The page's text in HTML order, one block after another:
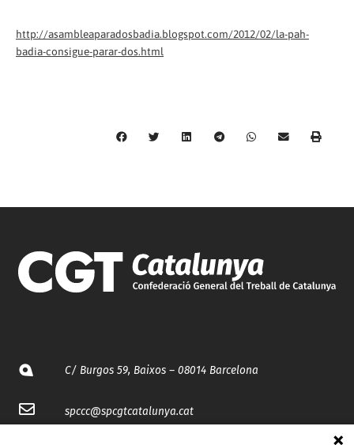
http://asambleaparadosbadia.blogspot.com/2012/02/la-pah-
badia-consigue-parar-dos.html
C/ Burgos 59, Baixos – 08014 Barcelona
spccc@spcgtcatalunya.cat